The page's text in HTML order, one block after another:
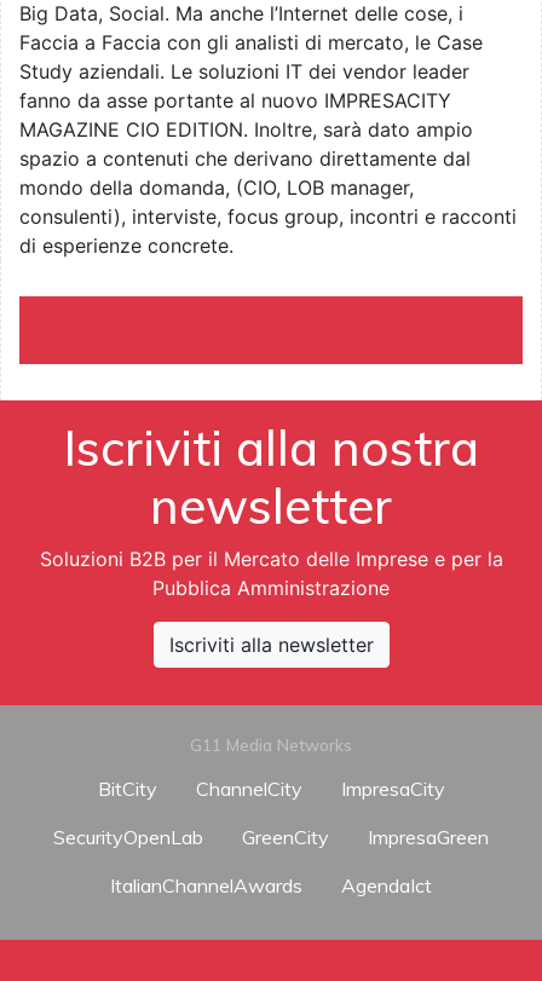
Big Data, Social. Ma anche l’Internet delle cose, i
Faccia a Faccia con gli analisti di mercato, le Case
Study aziendali. Le soluzioni IT dei vendor leader
fanno da asse portante al nuovo IMPRESACITY
MAGAZINE CIO EDITION. Inoltre, sarà dato ampio
spazio a contenuti che derivano direttamente dal
mondo della domanda, (CIO, LOB manager,
consulenti), interviste, focus group, incontri e racconti
di esperienze concrete.
Iscriviti alla nostra
newsletter
Soluzioni B2B per il Mercato delle Imprese e per la
Pubblica Amministrazione
Iscriviti alla newsletter
G11 Media Networks
BitCity ChannelCity
ImpresaCity
SecurityOpenLab
GreenCity
ImpresaGreen
ItalianChannelAwards
AgendaIct